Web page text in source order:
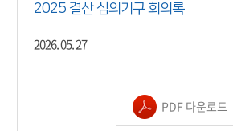
2025 결산 심의기구 회의록
2026. 05. 27
PDF 다운로드